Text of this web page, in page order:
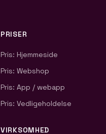
PRISER
Pris: Hjemmeside
Pris: Webshop
Pris: App / webapp
Pris: Vedligeholdelse
VIRKSOMHED